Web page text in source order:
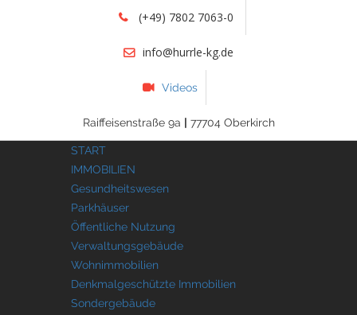
(+49) 7802 7063-0
info@hurrle-kg.de
Videos
Raiffeisenstraße 9a | 77704 Oberkirch
START
IMMOBILIEN
Gesundheitswesen
Parkhäuser
Öffentliche Nutzung
Verwaltungsgebäude
Wohnimmobilien
Denkmalgeschützte Immobilien
Sondergebäude